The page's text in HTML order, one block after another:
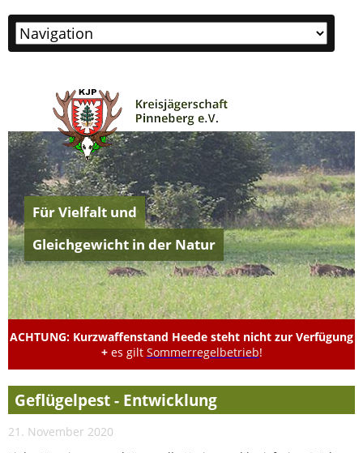
Zielseite
Für Vielfalt und
Gleichgewicht in der Natur
ACHTUNG: Kurzwaffenstand Heede steht nicht zur Verfügung
+ es gilt Sommerregelbetrieb!
Geflügelpest - Entwicklung
21. November 2020